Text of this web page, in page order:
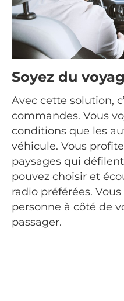
Soyez du
Avec cette solution,
commandes. Vous
conditions que les
véhicule. Vous
paysages qui
pouvez choisir et
radio préférées.
personne à côté de
passager.